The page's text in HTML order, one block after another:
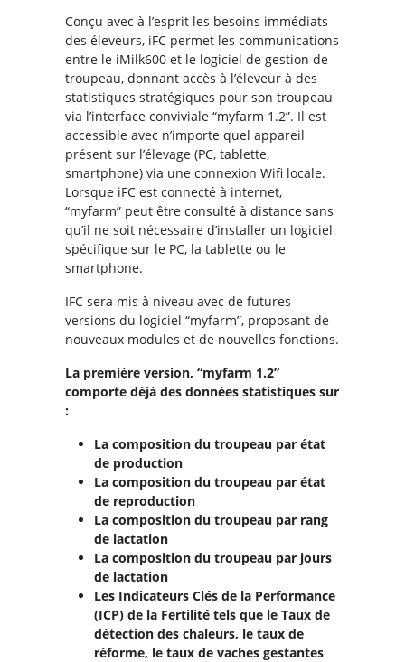
Conçu avec à l’esprit les besoins immédiats
des éleveurs, iFC permet les communications
entre le iMilk600 et le logiciel de gestion de
troupeau, donnant accès à l’éleveur à des
statistiques stratégiques pour son troupeau
via l’interface conviviale “myfarm 1.2”. Il est
accessible avec n’importe quel appareil
présent sur l’élevage (PC, tablette,
smartphone) via une connexion Wifi locale.
Lorsque iFC est connecté à internet,
“myfarm” peut être consulté à distance sans
qu’il ne soit nécessaire d’installer un logiciel
spécifique sur le PC, la tablette ou le
smartphone.
IFC sera mis à niveau avec de futures
versions du logiciel “myfarm”, proposant de
nouveaux modules et de nouvelles fonctions.
La première version, “myfarm 1.2”
comporte déjà des données statistiques sur
:
La composition du troupeau par état
de production
La composition du troupeau par état
de reproduction
La composition du troupeau par rang
de lactation
La composition du troupeau par jours
de lactation
Les Indicateurs Clés de la Performance
(ICP) de la Fertilité tels que le Taux de
détection des chaleurs, le taux de
réforme, le taux de vaches gestantes